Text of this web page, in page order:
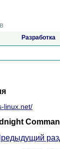
Разработка
linux.net/